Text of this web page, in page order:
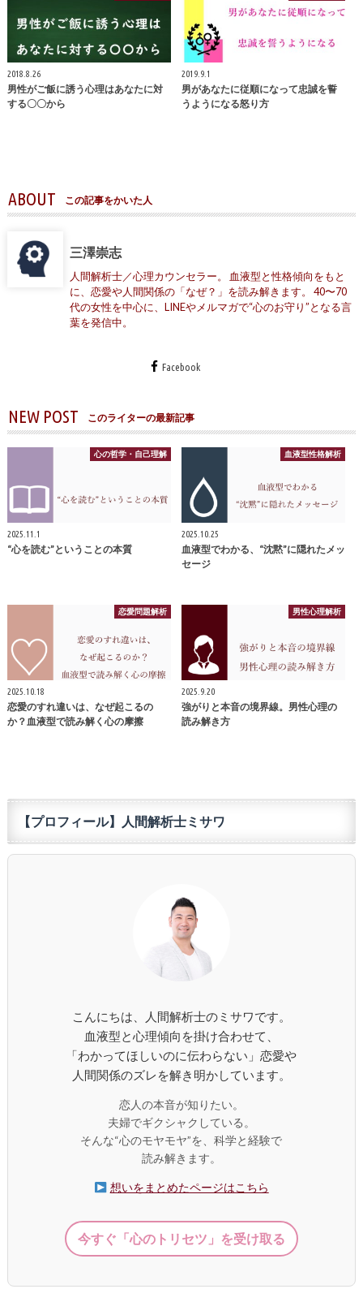
2018.8.26
男性がご飯に誘う心理はあなたに対
する〇〇から
2019.9.1
男があなたに従順になって忠誠を誓
うようになる怒り方
ABOUT この記事をかいた人
三澤崇志
人間解析士／心理カウンセラー。 血液型と性格傾向をもと
に、恋愛や人間関係の「なぜ？」を読み解きます。 40〜70
代の女性を中心に、LINEやメルマガで“心のお守り”となる言
葉を発信中。
Facebook
NEW POST このライターの最新記事
心の哲学・自己理解
2025.11.1
“心を読む”ということの本質
血液型性格解析
2025.10.25
血液型でわかる、“沈黙”に隠れたメッ
セージ
恋愛問題解析
2025.10.18
恋愛のすれ違いは、なぜ起こるの
か？血液型で読み解く心の摩擦
男性心理解析
2025.9.20
強がりと本音の境界線。男性心理の
読み解き方
【プロフィール】人間解析士ミサワ
こんにちは、人間解析士のミサワです。
血液型と心理傾向を掛け合わせて、
「わかってほしいのに伝わらない」恋愛や
人間関係のズレを解き明かしています。
恋人の本音が知りたい。
夫婦でギクシャクしている。
そんな“心のモヤモヤ”を、科学と経験で
読み解きます。
想いをまとめたページはこちら
今すぐ「心のトリセツ」を受け取る